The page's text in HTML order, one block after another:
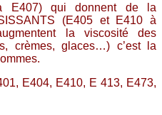
E407) qui donnent de la
(E405 et E410 à
la viscosité des
crèmes, glaces…) c’est la
E404, E410, E 413, E473,